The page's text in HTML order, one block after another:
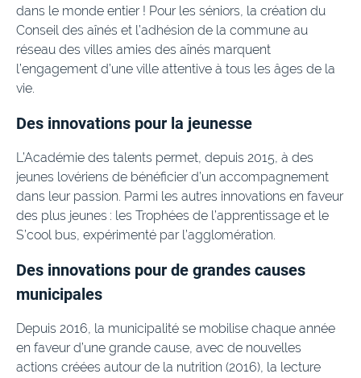
dans le monde entier ! Pour les séniors, la création du
Conseil des aînés et l’adhésion de la commune au
réseau des villes amies des aînés marquent
l’engagement d’une ville attentive à tous les âges de la
vie.
Des innovations pour la jeunesse
L’Académie des talents permet, depuis 2015, à des
jeunes lovériens de bénéficier d’un accompagnement
dans leur passion. Parmi les autres innovations en faveur
des plus jeunes : les Trophées de l’apprentissage et le
S’cool bus, expérimenté par l’agglomération.
Des innovations pour de grandes causes
municipales
Depuis 2016, la municipalité se mobilise chaque année
en faveur d’une grande cause, avec de nouvelles
actions créées autour de la nutrition (2016), la lecture